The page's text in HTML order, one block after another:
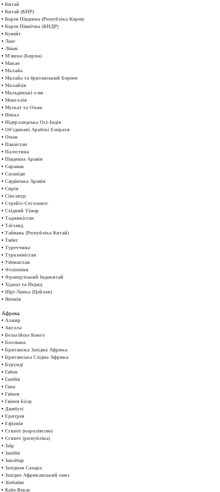
• Китай
• Китай (КНР)
• Корея Південна (Республіка Корея)
• Корея Північна (КНДР)
• Кувейт
• Лаос
• Ліван
• М'янма (Бирма)
• Макао
• Малайа
• Малайа та британський Борнео
• Малайзія
• Мальдівські о-ви
• Монголія
• Мускат та Оман
• Непал
• Нідерландська Ост-Індія
• Об'єдинані Арабскі Емірати
• Оман
• Пакистан
• Палестина
• Південна Аравія
• Саравак
• Сасаніди
• Саудівська Аравія
• Сирія
• Сінгапур
• Стрейтс-Сетлментс
• Східний Тімор
• Таджикістан
• Таїланд
• Тайвань (Республіка Китай)
• Тибет
• Туреччина
• Туркменістан
• Узбекистан
• Філіппіни
• Французський Індокитай
• Хіджаз та Неджд
• Шрі-Ланка (Цейлон)
• Японія
Африка
• Алжир
• Ангола
• Бельгійске Конго
• Ботсвана
• Британска Західна Африка
• Британська Східна Африка
• Бурунді
• Габон
• Гамбія
• Гана
• Гвінея
• Гвінея Бісау
• Джибуті
• Еритрея
• Ефіопія
• Єгипет (королівство)
• Єгипет (республіка)
• Заїр
• Замбія
• Занзібар
• Західная Сахара
• Західно Африканський союз
• Зімбабве
• Кабо-Верде